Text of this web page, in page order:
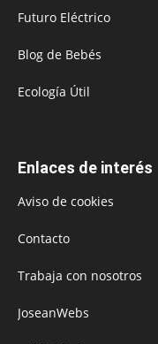
Futuro Eléctrico
Blog de Bebés
Ecología Útil
Enlaces de interés
Aviso de cookies
Contacto
Trabaja con nosotros
JoseanWebs